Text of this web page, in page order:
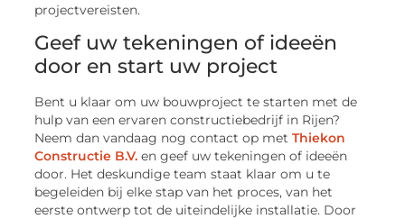
projectvereisten.
Geef uw tekeningen of ideeën
door en start uw project
Bent u klaar om uw bouwproject te starten met de
hulp van een ervaren constructiebedrijf in Rijen?
Neem dan vandaag nog contact op metThiekon
Constructie B.V. en geef uw tekeningen of ideeën
door. Het deskundige team staat klaar om u te
begeleiden bij elke stap van het proces, van het
eerste ontwerp tot de uiteindelijke installatie. Door